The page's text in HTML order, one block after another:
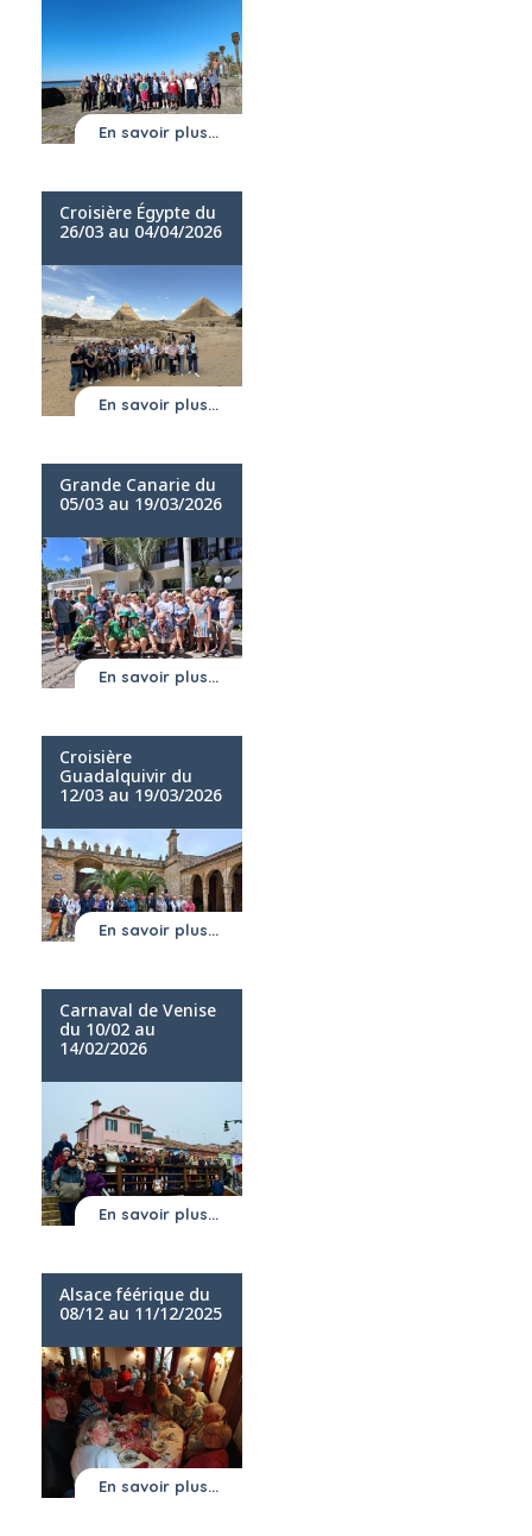
En savoir plus...
Croisière Égypte du
26/03 au 04/04/2026
En savoir plus...
Grande Canarie du
05/03 au 19/03/2026
En savoir plus...
Croisière
Guadalquivir du
12/03 au 19/03/2026
En savoir plus...
Carnaval de Venise
du 10/02 au
14/02/2026
En savoir plus...
Alsace féérique du
08/12 au 11/12/2025
En savoir plus...